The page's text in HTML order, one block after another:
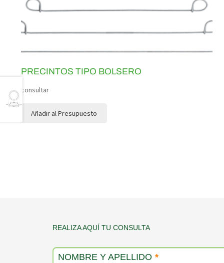
PRECINTOS TIPO BOLSERO
consultar
Añadir al Presupuesto
Contacto
REALIZA AQUÍ TU CONSULTA
NOMBRE Y APELLIDO *